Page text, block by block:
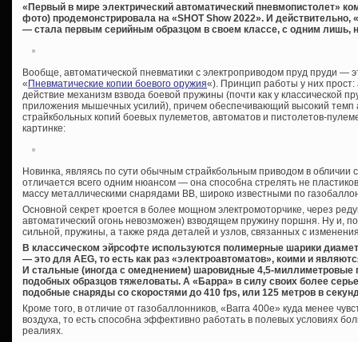
«Первый в мире электрический автоматический пневмопистолет»
фото) продемонстрировала на «SHOT Show 2022». И
— стала первым серийным образцом в своем классе, с одним
Вообще, автоматической пневматики с электроприводом пруд пруди —
«Пневматические копии боевого оружия«). Принцип работы у них прост:
действие механизм взвода боевой пружины (почти как у классической
приложения мышечных усилий), причем обеспечивающий высокий темп
страйкбольных копий боевых пулеметов, автоматов и пистолетов-
картинке:
Новинка, являясь по сути обычным страйкбольным приводом в обличии
отличается всего одним нюансом — она способна стрелять не
массу металлическими снарядами ВВ, широко известными по
Основной секрет кроется в более мощном электромоторчике, через
автоматический огонь невозможен) взводящем пружину поршня. Ну и,
сильной, пружины, а также ряда деталей и узлов, связанных с
В классическом эйрсофте используются полимерные шарики
— это для AEG, то есть как раз «электроавтоматов», коими и
И стальные (иногда с омеднением) шаровидные 4,5-миллиметровые
подобных образцов тяжеловаты. А «Барра» в силу своих более
подобные снаряды со скоростями до 410 fps, или 125 метров в
Кроме того, в отличие от газобаллонников, «Barra 400e» куда менее
воздуха, то есть способна эффективно работать в полевых условиях
реалиях.